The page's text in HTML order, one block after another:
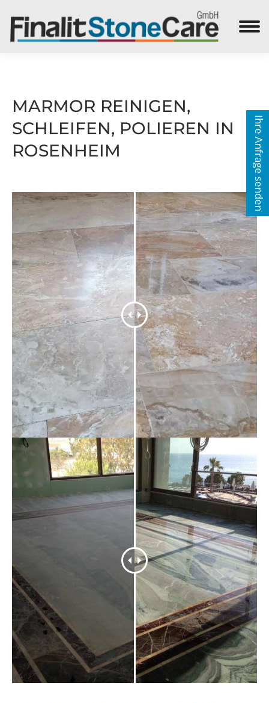
Search:
MARMOR REINIGEN,
SCHLEIFEN, POLIEREN IN
ROSENHEIM
Ihre Anfrage senden